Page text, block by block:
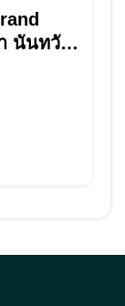
นันทวัน